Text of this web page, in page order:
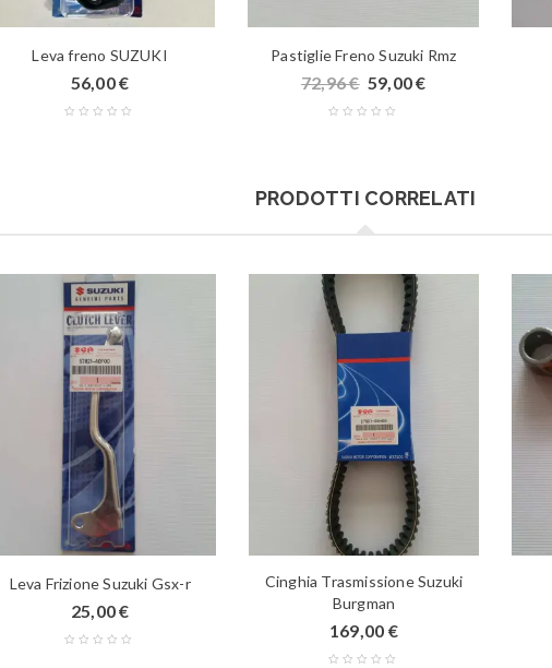
Leva freno SUZUKI
56,00€
Pastiglie Freno Suzuki Rmz
72,96€ 59,00€
PRODOTTI CORRELATI
Leva Frizione Suzuki Gsx-r
25,00€
Cinghia Trasmissione Suzuki
Burgman
169,00 €